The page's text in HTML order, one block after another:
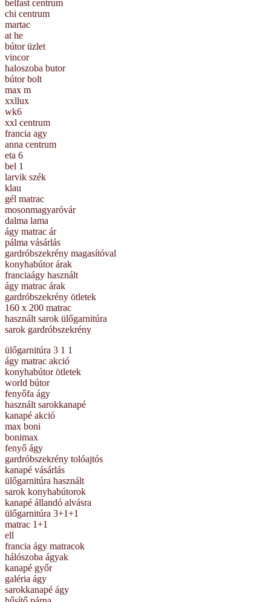
belfast centrum
chi centrum
martac
at he
bútor üzlet
vincor
haloszoba butor
bútor bolt
max m
xxllux
wk6
xxl centrum
francia agy
anna centrum
eta 6
bel 1
larvik szék
klau
gél matrac
mosonmagyaróvár
dalma lama
ágy matrac ár
pálma vásárlás
gardróbszekrény magasítóval
konyhabútor árak
franciaágy használt
ágy matrac árak
gardróbszekrény ötletek
160 x 200 matrac
használt sarok ülőgarnitúra
sarok gardróbszekrény
ülőgarnitúra 3 1 1
ágy matrac akció
konyhabútor ötletek
world bútor
fenyőfa ágy
használt sarokkanapé
kanapé akció
max boni
bonimax
fenyő ágy
gardróbszekrény tolóajtós
kanapé vásárlás
ülőgarnitúra használt
sarok konyhabútorok
kanapé állandó alvásra
ülőgarnitúra 3+1+1
matrac 1+1
ell
francia ágy matracok
hálószoba ágyak
kanapé győr
galéria ágy
sarokkanapé ágy